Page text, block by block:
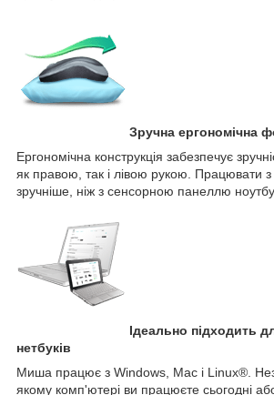
Зручна ергономічна
Ергономічна конструкція забезпечує
як правою, так і лівою рукою. Працювати
зручніше, ніж з сенсорною панеллю
Ідеально підходить
нетбуків
Миша працює з Windows, Mac і Linux®.
якому комп'ютері ви працюєте сьогодні